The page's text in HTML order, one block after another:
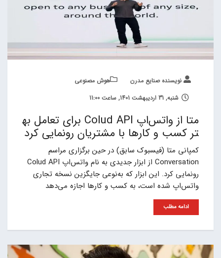
نویسنده صنایع مدرن
هوش مصنوعی
شنبه, 31 اردیبهشت 1401, ساعت 11:00
متا از واتس‌اپ Colud API برای تعامل به
تر کسب و کارها با مشتریان رونمایی کرد
کمپانی متا (فیسبوک سابق) در حین برگزاری مراسم
Conversation از ابزار جدیدی به نام واتس‌اپ Colud API
رونمایی کرد. این ابزار که به‌نوعی جایگزین نسخه تجاری
واتس‌اپ شده است، به کسب و کارها اجازه می‌دهد
ادامه مطلب